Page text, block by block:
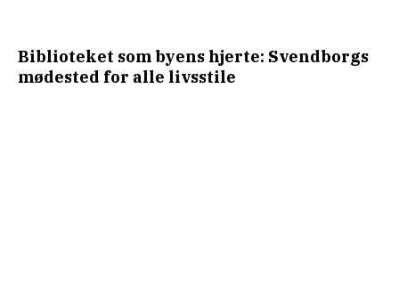
Biblioteket som byens hjerte: Svendborgs
mødested for alle livsstile